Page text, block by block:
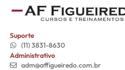
Suporte
(11) 3831-8630
Administrativo
adm@affigueiredo.com.br